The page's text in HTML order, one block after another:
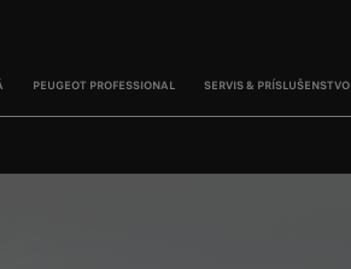
PEUGEOT PROFESSIONAL SERVIS & PRÍSLUŠENSTVO